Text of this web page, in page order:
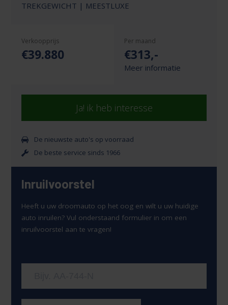
TREKGEWICHT | MEESTLUXE
Verkoopprijs
€39.880
Per maand
€313,-
Meer informatie
Ja! ik heb interesse
De nieuwste auto's op voorraad
De beste service sinds 1966
Inruilvoorstel
Heeft u uw droomauto op het oog en wilt u uw huidige
auto inruilen? Vul onderstaand formulier in om een
inruilvoorstel aan te vragen!